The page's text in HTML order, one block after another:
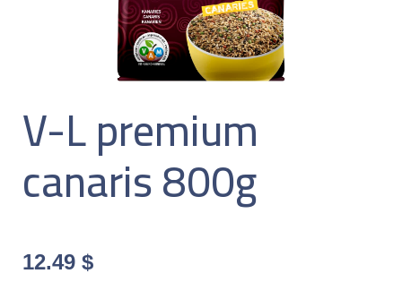
V-L premium
canaris 800g
12.49 $